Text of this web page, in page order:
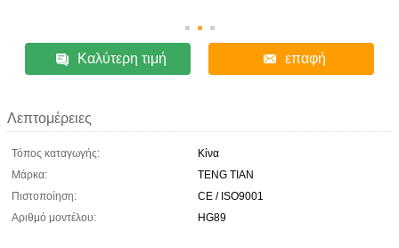
Καλύτερη τιμή επαφή
Λεπτομέρειες
Τόπος καταγωγής:
Κίνα
Μάρκα:
TENG TIAN
Πιστοποίηση:
CE / ISO9001
Αριθμό μοντέλου:
HG89